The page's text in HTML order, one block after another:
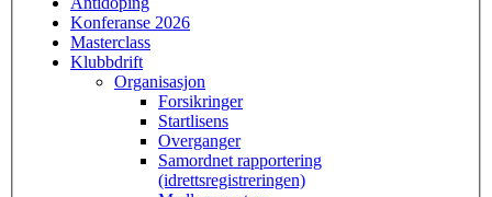
Konferanse 2026
Masterclass
Klubbdrift
Organisasjon
Forsikringer
Startlisens
Overganger
Samordnet rapportering
(idrettsregistreringen)